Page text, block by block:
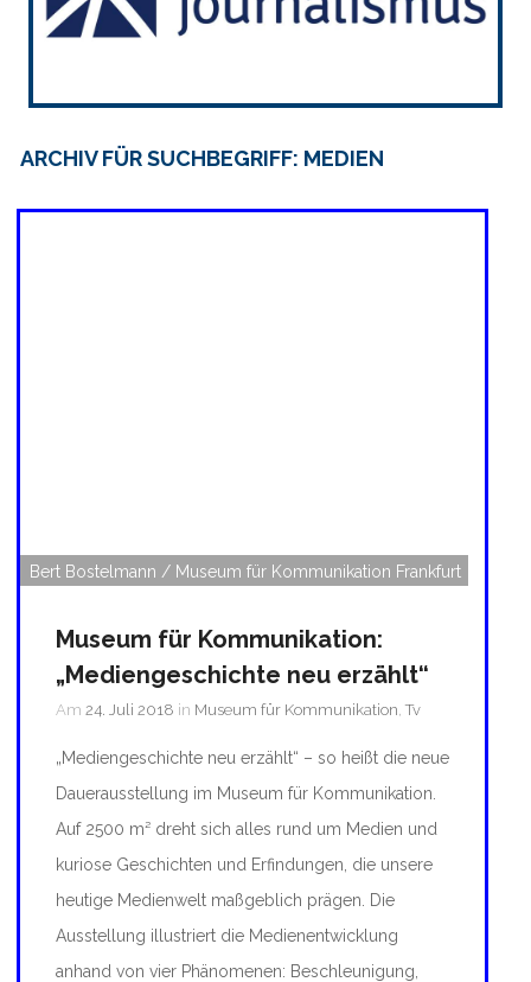
ARCHIV FÜR SUCHBEGRIFF: MEDIEN
Bert Bostelmann / Museum für Kommunikation Frankfurt
Museum für Kommunikation:
„Mediengeschichte neu erzählt“
Am 24. Juli 2018 in Museum für Kommunikation ,Tv
„Mediengeschichte neu erzählt“ – so heißt die neue
Dauerausstellung im Museum für Kommunikation.
Auf 2500 m² dreht sich alles rund um Medien und
kuriose Geschichten und Erfindungen, die unsere
heutige Medienwelt maßgeblich prägen. Die
Ausstellung illustriert die Medienentwicklung
anhand von vier Phänomenen: Beschleunigung,